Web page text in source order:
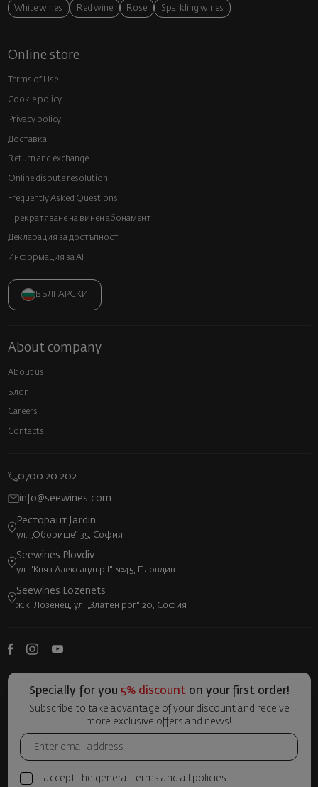
White wines Red wine Rose Sparkling wines
Online store
Terms of Use
Cookie policy
Privacy policy
Доставка
Return and exchange
Online dispute resolution
Frequently Asked Questions
Прекратяване на винен абонамент
Декларация за достъпност
Информация за AI
БЪЛГАРСКИ
About company
About us
Блог
Careers
Contacts
0700 20 202
info@seewines.com
Ресторант Jardin
ул. „Оборище“ 35, София
Seewines Plovdiv
ул. "Княз Александър I" №45, Пловдив
Seewines Lozenets
ж.к. Лозенец, ул. „Златен рог“ 20, София
Specially for you 5% discounton your first order!
Subscribe to take advantage of your discount and receive
more exclusive offers and news!
I accept the general terms and all policies